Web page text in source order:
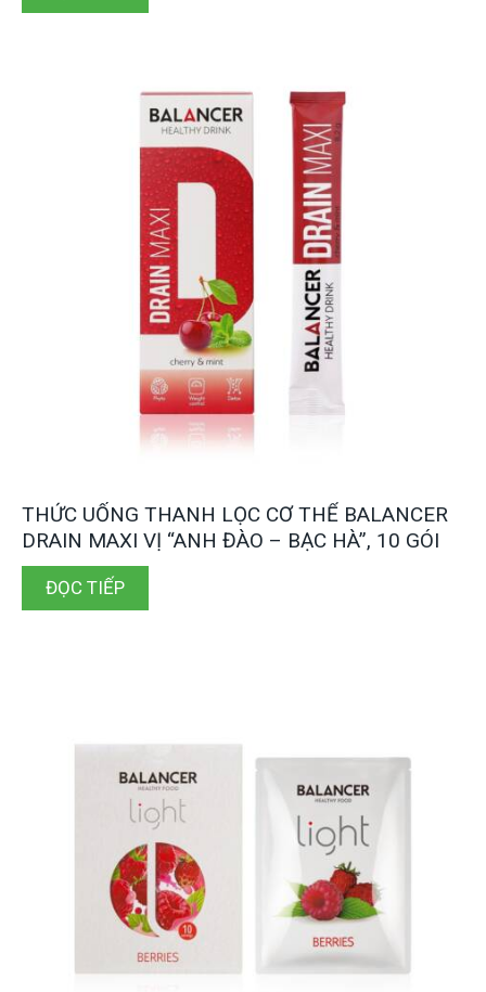
THỨC UỐNG THANH LỌC CƠ THỂ BALANCER
DRAIN MAXI VỊ “ANH ĐÀO – BẠC HÀ”, 10 GÓI
ĐỌC TIẾP